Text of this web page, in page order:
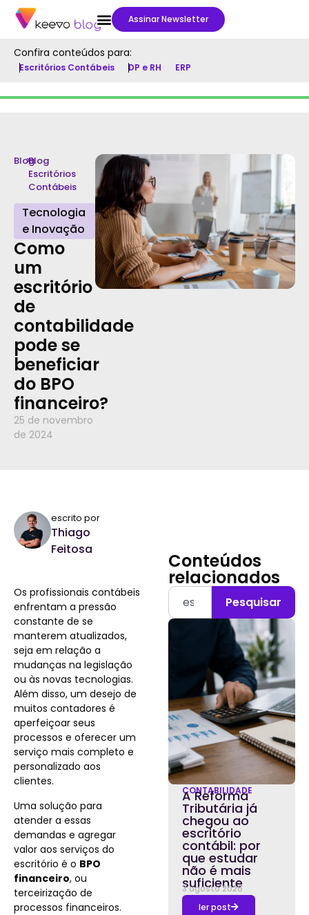
Assinar Newsletter
Confira conteúdos para:
Escritórios Contábeis DP e RH ERP
Blog
>Blog
Escritórios
Contábeis
Tecnologia
e Inovação
Como
um
escritório
de
contabilidade
pode se
beneficiar
do BPO
financeiro?
25 de novembro
de 2024
escrito por
Thiago
Feitosa
Os profissionais contábeis
enfrentam a pressão
constante de se
manterem atualizados,
seja em relação a
mudanças na legislação
ou às novas tecnologias.
Além disso, um desejo de
muitos contadores é
aperfeiçoar seus
processos e oferecer um
serviço mais completo e
personalizado aos
clientes.
Uma solução para
atender a essas
demandas e agregar
valor aos serviços do
escritório é o BPO
financeiro, ou
terceirização de
processos financeiros.
Conteúdos
relacionados
Pesquisar
CONTABILIDADE
A Reforma
Tributária já
chegou ao
escritório
contábil: por
que estudar
não é mais
suficiente
3 agosto 2026
ler post